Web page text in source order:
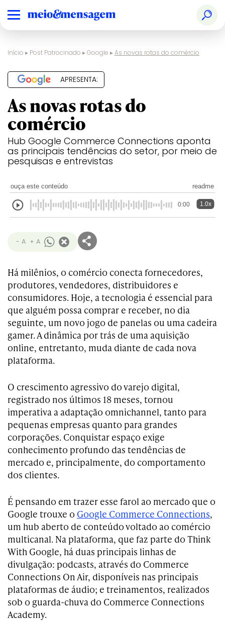
Início ▸ Post Patrocinado ▸Google ▸As novas rotas do comércio
APRESENTA:
As novas rotas do
comércio
Hub Google Commerce Connections aponta
as principais tendências do setor, por meio de
pesquisas e entrevistas
ouça este conteúdo readme
0:00 1.0x
- A + A
Há milênios, o comércio conecta fornecedores,
produtores, vendedores, distribuidores e
consumidores. Hoje, a tecnologia é essencial para
que alguém possa comprar e receber, no dia
seguinte, um novo jogo de panelas ou uma cadeira
gamer. A dinâmica por trás de uma aquisição
online, entretanto, muda diante de cada nova
plataforma.
O crescimento agressivo do varejo digital,
registrado nos últimos 18 meses, tornou
imperativa a adaptação omnichannel, tanto para
pequenas empresas quanto para grandes
corporações. Conquistar espaço exige
conhecimento profundo das tendências de
mercado e, principalmente, do comportamento
dos clientes.
É pensando em trazer esse farol ao mercado que o
Google trouxe o Google Commerce Connections,
um hub aberto de conteúdo voltado ao comércio
multicanal. Na plataforma, que faz parte do Think
With Google, há duas principais linhas de
divulgação: podcasts, através do Commerce
Connections On Air, disponíveis nas principais
plataformas de áudio; e treinamentos, realizados
sob o guarda-chuva do Commerce Connections
Academy.